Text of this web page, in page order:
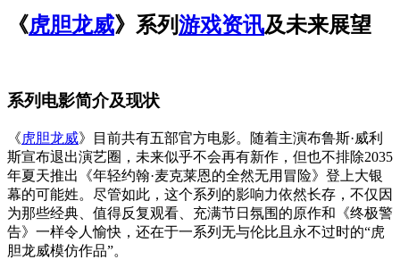
《虎胆龙威》系列游戏资讯及未来展望
系列电影简介及现状
《虎胆龙威》目前共有五部官方电影。随着主演布鲁斯·威利
斯宣布退出演艺圈，未来似乎不会再有新作，但也不排除2035
年夏天推出《年轻约翰·麦克莱恩的全然无用冒险》登上大银
幕的可能姓。尽管如此，这个系列的影响力依然长存，不仅因
为那些经典、值得反复观看、充满节日氛围的原作和《终极警
告》一样令人愉快，还在于一系列无与伦比且永不过时的“虎
胆龙威模仿作品”。